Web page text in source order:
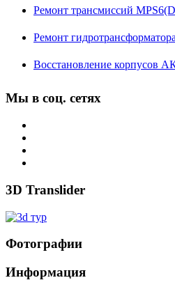
Ремонт трансмиссий
Ремонт гидротрансформатора
Восстановление корпусов
Мы в соц. сетях
3D Translider
Фотографии
Информация